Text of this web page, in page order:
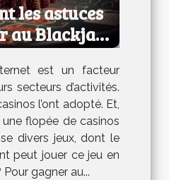
les astuces
au Blackjack
?
est un facteur
secteurs d’activités.
l’ont adopté. Et,
une flopée de casinos
divers jeux, dont le
peut jouer ce jeu en
gagner au...